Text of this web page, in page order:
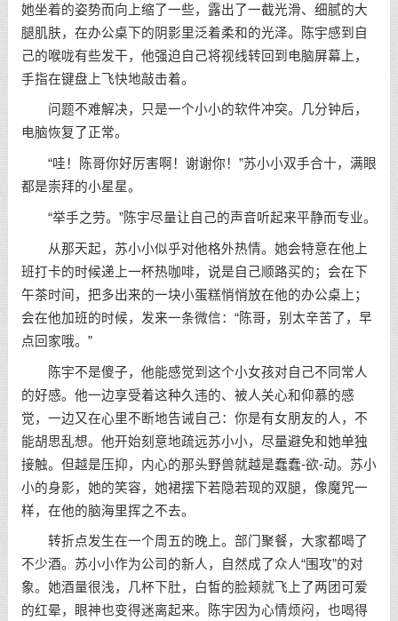
她坐着的姿势而向上缩了一些，露出了一截光滑、细腻的大
腿肌肤，在办公桌下的阴影里泛着柔和的光泽。陈宇感到自
己的喉咙有些发干，他强迫自己将视线转回到电脑屏幕上，
手指在键盘上飞快地敲击着。
问题不难解决，只是一个小小的软件冲突。几分钟后，
电脑恢复了正常。
“哇！陈哥你好厉害啊！谢谢你！”苏小小双手合十，满眼
都是崇拜的小星星。
“举手之劳。”陈宇尽量让自己的声音听起来平静而专业。
从那天起，苏小小似乎对他格外热情。她会特意在他上
班打卡的时候递上一杯热咖啡，说是自己顺路买的；会在下
午茶时间，把多出来的一块小蛋糕悄悄放在他的办公桌上；
会在他加班的时候，发来一条微信：“陈哥，别太辛苦了，早
点回家哦。”
陈宇不是傻子，他能感觉到这个小女孩对自己不同常人
的好感。他一边享受着这种久违的、被人关心和仰慕的感
觉，一边又在心里不断地告诫自己：你是有女朋友的人，不
能胡思乱想。他开始刻意地疏远苏小小，尽量避免和她单独
接触。但越是压抑，内心的那头野兽就越是蠢蠢-欲-动。苏小
小的身影，她的笑容，她裙摆下若隐若现的双腿，像魔咒一
样，在他的脑海里挥之不去。
转折点发生在一个周五的晚上。部门聚餐，大家都喝了
不少酒。苏小小作为公司的新人，自然成了众人“围攻”的对
象。她酒量很浅，几杯下肚，白皙的脸颊就飞上了两团可爱
的红晕，眼神也变得迷离起来。陈宇因为心情烦闷，也喝得